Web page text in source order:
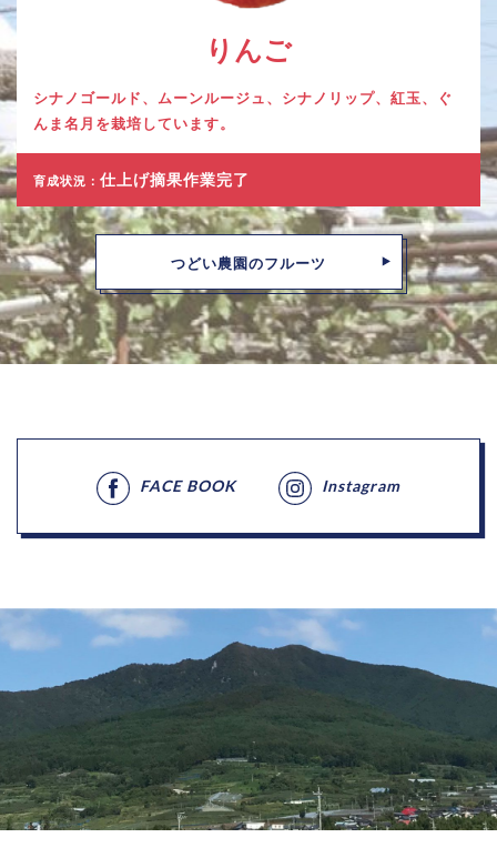
りんご
シナノゴールド、ムーンルージュ、シナノリップ、紅玉、ぐ
んま名月を栽培しています。
育成状況： 仕上げ摘果作業完了
つどい農園のフルーツ
FACE BOOK Instagram